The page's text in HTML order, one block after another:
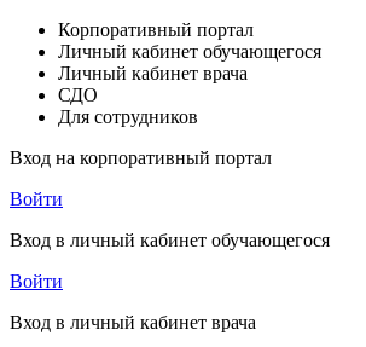
Корпоративный портал
Личный кабинет обучающегося
Личный кабинет врача
СДО
Для сотрудников
Вход на корпоративный портал
Войти
Вход в личный кабинет обучающегося
Войти
Вход в личный кабинет врача